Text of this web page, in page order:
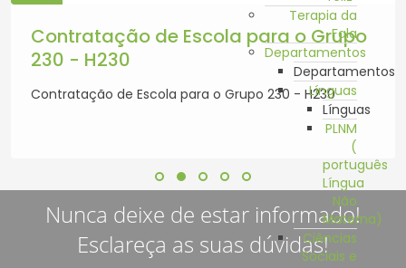
Terapia da
Fala
Departamentos
Departamentos
Línguas
Línguas
PLNM
(
português
Língua
Não
Materna)
Ciências
Sociais e
Contratação de Escola para o Grupo
230 - H230
Contratação de Escola para o Grupo 230 - H230
Nunca deixe de estar informado!
Esclareça as suas dúvidas!